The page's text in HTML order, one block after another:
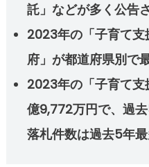
託」などが多く公告
2023年の「子育て
府」が都道府県別で
2023年の「子育て
億9,772万円で、過
落札件数は過去5年